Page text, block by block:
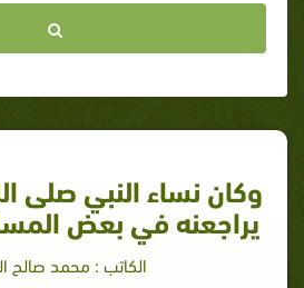
وكان نساء النبي صلى
يراجعنه في بعض
الكاتب : محمد صالح